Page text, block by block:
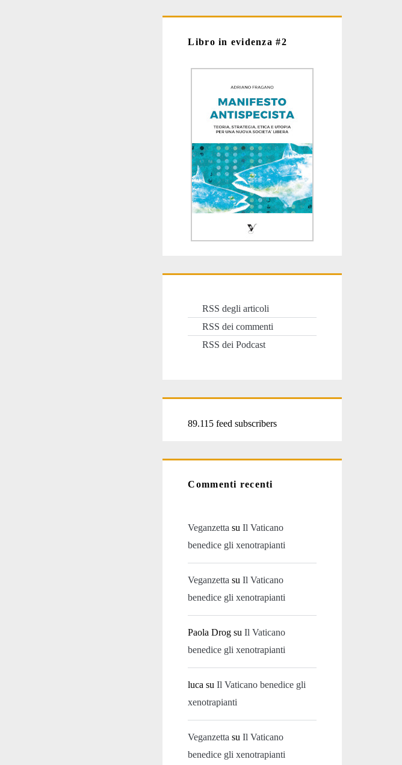
Libro in evidenza #2
RSS degli articoli
RSS dei commenti
RSS dei Podcast
89.115 feed subscribers
Commenti recenti
Veganzetta suIl Vaticano
benedice gli xenotrapianti
Veganzetta suIl Vaticano
benedice gli xenotrapianti
Paola Drog suIl Vaticano
benedice gli xenotrapianti
luca suIl Vaticano benedice gli
xenotrapianti
Veganzetta suIl Vaticano
benedice gli xenotrapianti